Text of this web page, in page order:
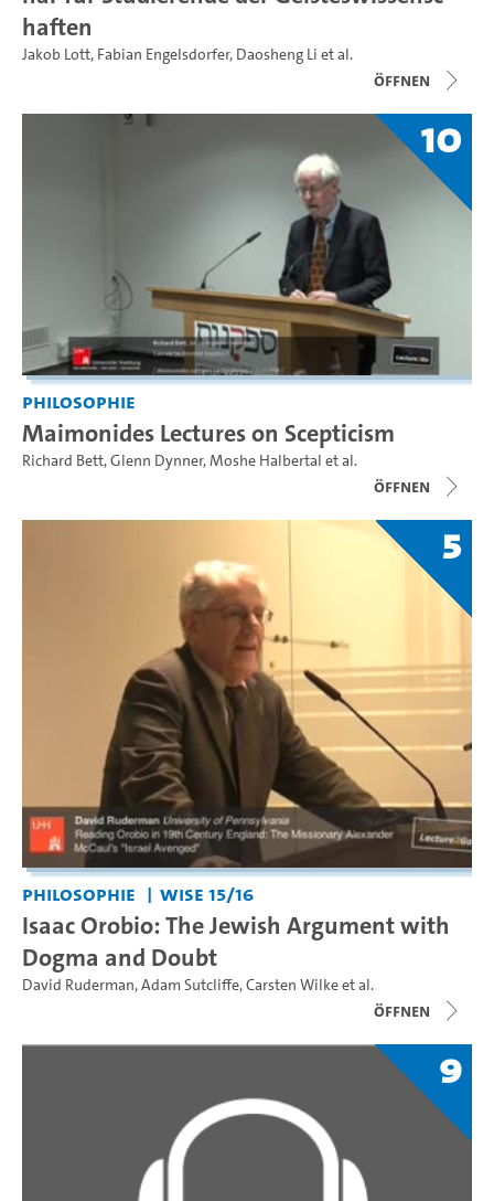
haften
Jakob Lott, Fabian Engelsdorfer, Daosheng Li et al.
Öffnen
10
Philosophie
Maimonides Lectures on Scepticism
Richard Bett,Glenn Dynner,Moshe Halbertal et al.
Öffnen
5
Philosophie WiSe 15/16
Isaac Orobio: The Jewish Argument with
Dogma and Doubt
David Ruderman,Adam Sutcliffe,Carsten Wilkeet al.
Öffnen
9